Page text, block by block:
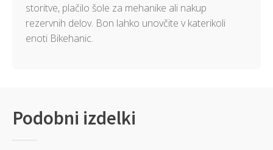
storitve, plačilo šole za mehanike ali nakup
rezervnih delov. Bon lahko unovčite v katerikoli
enoti Bikehanic.
Podobni izdelki